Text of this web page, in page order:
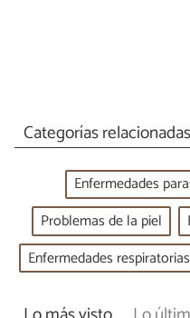
Categorías relacionadas
Enfermedades
Problemas de la piel
Enfermedades respiratorias